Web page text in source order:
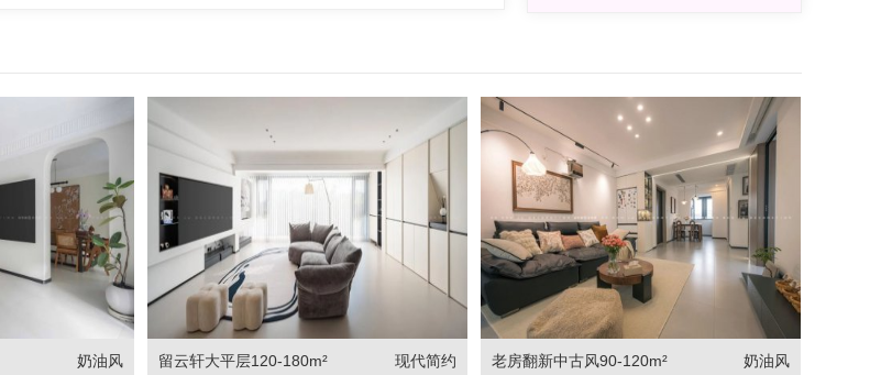
奶油风 留云轩大平层120-180m² 现代简约 老房翻新中古风90-120m² 奶油风